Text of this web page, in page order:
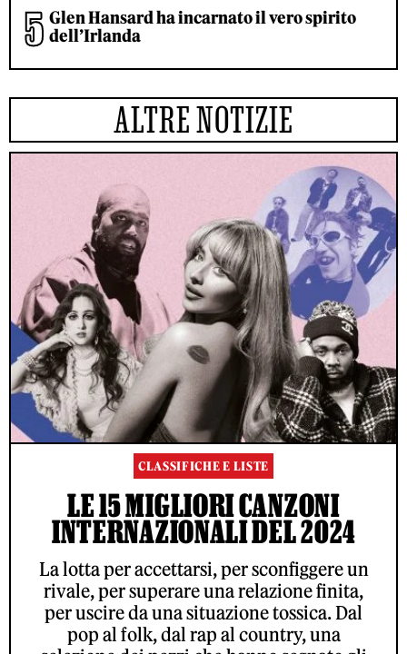
Glen Hansard ha incarnato il vero spirito
dell’Irlanda
ALTRE NOTIZIE
CLASSIFICHE E LISTE
LE 15 MIGLIORI CANZONI
INTERNAZIONALI DEL 2024
La lotta per accettarsi, per sconfiggere un
rivale, per superare una relazione finita,
per uscire da una situazione tossica. Dal
pop al folk, dal rap al country, una